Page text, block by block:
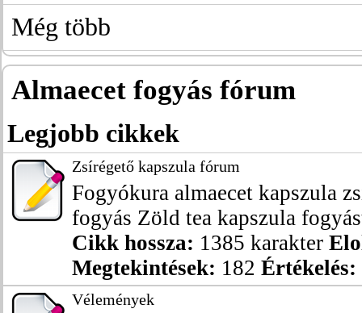
Még több
Almaecet fogyás fórum
Legjobb cikkek
Zsírégető kapszula fórum
Fogyókura almaecet kapszula
fogyás Zöld tea kapszula
Cikk hossza: 1385 karakter
Megtekintések: 182 Értékelés:
Vélemények